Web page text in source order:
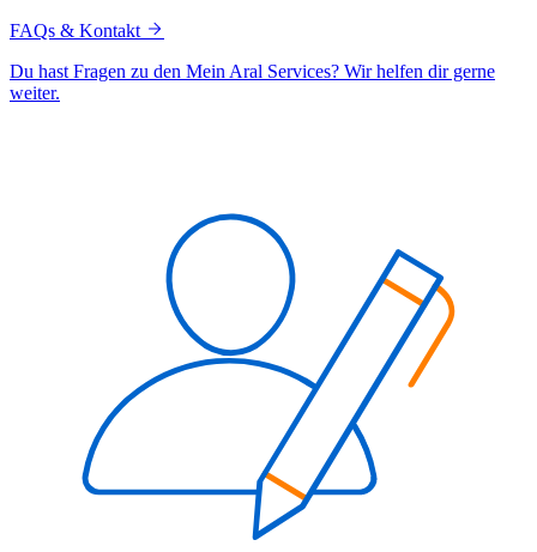
FAQs & Kontakt
Du hast Fragen zu den Mein Aral Services? Wir helfen dir gerne
weiter.